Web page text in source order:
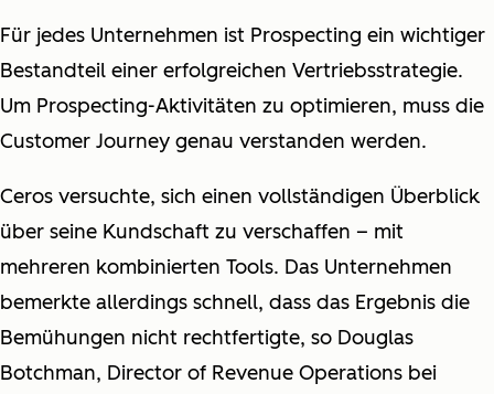
Für jedes Unternehmen ist Prospecting ein wichtiger
Bestandteil einer erfolgreichen Vertriebsstrategie.
Um Prospecting-Aktivitäten zu optimieren, muss die
Customer Journey genau verstanden werden.
Ceros versuchte, sich einen vollständigen Überblick
über seine Kundschaft zu verschaffen – mit
mehreren kombinierten Tools. Das Unternehmen
bemerkte allerdings schnell, dass das Ergebnis die
Bemühungen nicht rechtfertigte, so Douglas
Botchman, Director of Revenue Operations bei